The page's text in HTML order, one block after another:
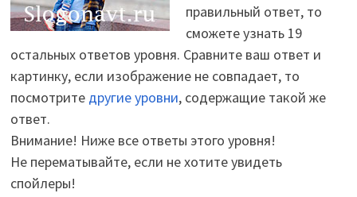
правильный ответ, то
сможете узнать 19
остальных ответов уровня. Сравните ваш ответ и
картинку, если изображение не совпадает, то
посмотрите другие уровни, содержащие такой же
ответ.
Внимание! Ниже все ответы этого уровня!
Не перематывайте, если не хотите увидеть
спойлеры!